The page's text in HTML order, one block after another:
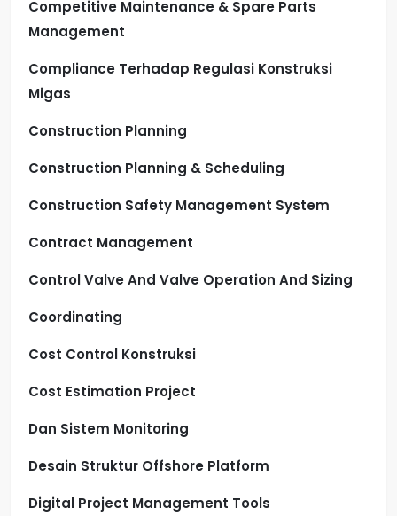
Competitive Maintenance & Spare Parts
Management
Compliance Terhadap Regulasi Konstruksi
Migas
Construction Planning
Construction Planning & Scheduling
Construction Safety Management System
Contract Management
Control Valve And Valve Operation And Sizing
Coordinating
Cost Control Konstruksi
Cost Estimation Project
Dan Sistem Monitoring
Desain Struktur Offshore Platform
Digital Project Management Tools